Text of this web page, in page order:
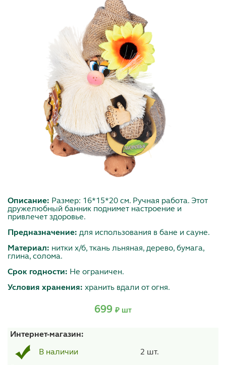
Описание: Размер: 16*15*20 см. Ручная работа. Этот
дружелюбный банник поднимет настроение и
привлечет здоровье.
Предназначение: для использования в бане и сауне.
Материал: нитки х/б, ткань льняная, дерево, бумага,
глина, солома.
Срок годности: Не ограничен.
Условия хранения: хранить вдали от огня.
699 ₽ шт
Интернет-магазин:
В наличии 2 шт.